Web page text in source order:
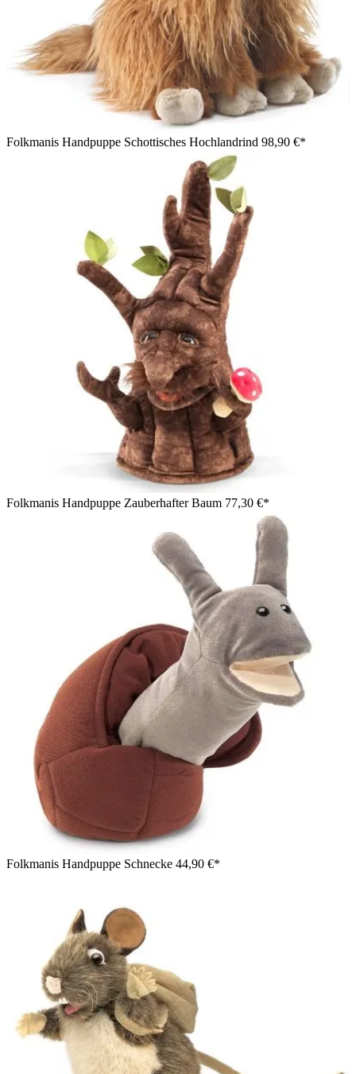
Folkmanis Handpuppe Schottisches Hochlandrind 98,90 €*
Folkmanis Handpuppe Zauberhafter Baum 77,30 €*
Folkmanis Handpuppe Schnecke 44,90 €*